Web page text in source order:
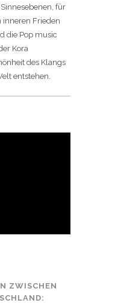
für
inneren Frieden
die Pop music
Kora
des Klangs
entstehen.
ZWISCHEN